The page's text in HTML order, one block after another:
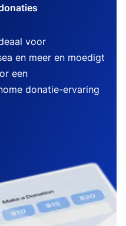
voor
en meer en moedigt
een
donatie-ervaring